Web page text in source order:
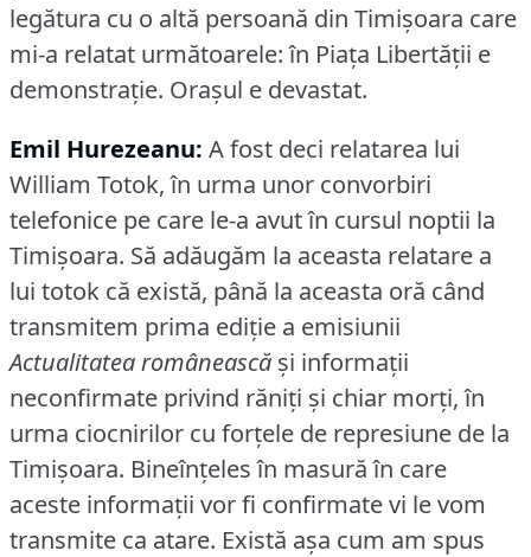
legătura cu o altă persoană din Timişoara care
mi-a relatat următoarele: în Piaţa Libertăţii e
demonstraţie. Oraşul e devastat.
Emil Hurezeanu: A fost deci relatarea lui
William Totok, în urma unor convorbiri
telefonice pe care le-a avut în cursul noptii la
Timişoara. Să adăugăm la aceasta relatare a
lui totok că există, până la aceasta oră când
transmitem prima ediţie a emisiunii
Actualitatea românească şi informaţii
neconfirmate privind răniţi şi chiar morţi, în
urma ciocnirilor cu forţele de represiune de la
Timişoara. Bineînţeles în masură în care
aceste informaţii vor fi confirmate vi le vom
transmite ca atare. Există aşa cum am spus